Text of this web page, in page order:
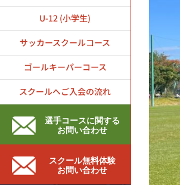
U-12 (小学生)
サッカースクールコース
ゴールキーパーコース
スクールへご入会の流れ
選手コースに関する
お問い合わせ
スクール無料体験
お問い合わせ